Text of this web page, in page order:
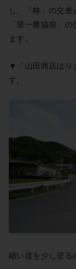
し、「林」の交差
「第一農協前」
ます。
▼「山田商店はり
す。
細い道を少し登る